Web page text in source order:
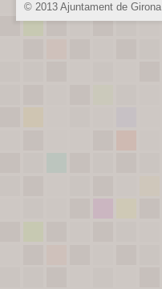
© 2013 Ajuntament de Girona